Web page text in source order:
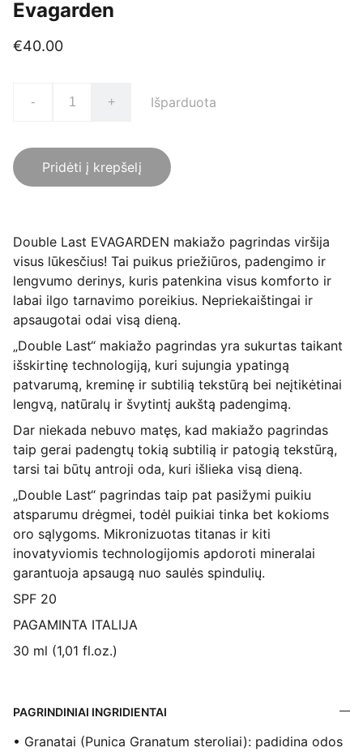
Evagarden
€40.00
- + Išparduota
Pridėti į krepšelį
Double Last EVAGARDEN makiažo pagrindas viršija
visus lūkesčius! Tai puikus priežiūros, padengimo ir
lengvumo derinys, kuris patenkina visus komforto ir
labai ilgo tarnavimo poreikius. Nepriekaištingai ir
apsaugotai odai visą dieną.
„Double Last“ makiažo pagrindas yra sukurtas taikant
išskirtinę technologiją, kuri sujungia ypatingą
patvarumą, kreminę ir subtilią tekstūrą bei neįtikėtinai
lengvą, natūralų ir švytintį aukštą padengimą.
Dar niekada nebuvo matęs, kad makiažo pagrindas
taip gerai padengtų tokią subtilią ir patogią tekstūrą,
tarsi tai būtų antroji oda, kuri išlieka visą dieną.
„Double Last“ pagrindas taip pat pasižymi puikiu
atsparumu drėgmei, todėl puikiai tinka bet kokioms
oro sąlygoms. Mikronizuotas titanas ir kiti
inovatyviomis technologijomis apdoroti mineralai
garantuoja apsaugą nuo saulės spindulių.
SPF 20
PAGAMINTA ITALIJA
30 ml (1,01 fl.oz.)
PAGRINDINIAI INGRIDIENTAI
• Granatai (Punica Granatum steroliai): padidina odos